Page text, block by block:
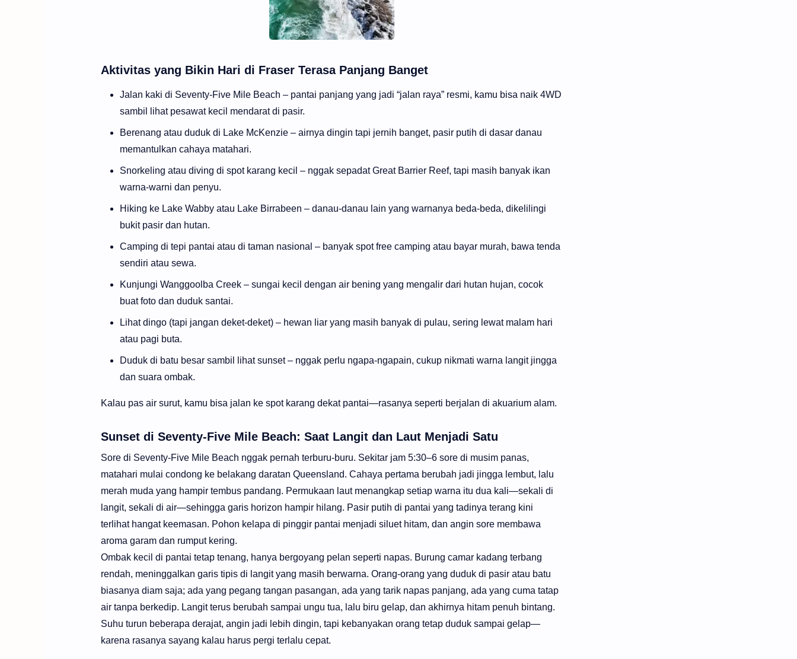
Aktivitas yang Bikin Hari di Fraser Terasa Panjang Banget
Jalan kaki di Seventy-Five Mile Beach – pantai panjang yang jadi “jalan raya” resmi, kamu bisa naik 4WD
sambil lihat pesawat kecil mendarat di pasir.
Berenang atau duduk di Lake McKenzie – airnya dingin tapi jernih banget, pasir putih di dasar danau
memantulkan cahaya matahari.
Snorkeling atau diving di spot karang kecil – nggak sepadat Great Barrier Reef, tapi masih banyak ikan
warna-warni dan penyu.
Hiking ke Lake Wabby atau Lake Birrabeen – danau-danau lain yang warnanya beda-beda, dikelilingi
bukit pasir dan hutan.
Camping di tepi pantai atau di taman nasional – banyak spot free camping atau bayar murah, bawa tenda
sendiri atau sewa.
Kunjungi Wanggoolba Creek – sungai kecil dengan air bening yang mengalir dari hutan hujan, cocok
buat foto dan duduk santai.
Lihat dingo (tapi jangan deket-deket) – hewan liar yang masih banyak di pulau, sering lewat malam hari
atau pagi buta.
Duduk di batu besar sambil lihat sunset – nggak perlu ngapa-ngapain, cukup nikmati warna langit jingga
dan suara ombak.
Kalau pas air surut, kamu bisa jalan ke spot karang dekat pantai—rasanya seperti berjalan di akuarium alam.
Sunset di Seventy-Five Mile Beach: Saat Langit dan Laut Menjadi Satu
Sore di Seventy-Five Mile Beach nggak pernah terburu-buru. Sekitar jam 5:30–6 sore di musim panas,
matahari mulai condong ke belakang daratan Queensland. Cahaya pertama berubah jadi jingga lembut, lalu
merah muda yang hampir tembus pandang. Permukaan laut menangkap setiap warna itu dua kali—sekali di
langit, sekali di air—sehingga garis horizon hampir hilang. Pasir putih di pantai yang tadinya terang kini
terlihat hangat keemasan. Pohon kelapa di pinggir pantai menjadi siluet hitam, dan angin sore membawa
aroma garam dan rumput kering.
Ombak kecil di pantai tetap tenang, hanya bergoyang pelan seperti napas. Burung camar kadang terbang
rendah, meninggalkan garis tipis di langit yang masih berwarna. Orang-orang yang duduk di pasir atau batu
biasanya diam saja; ada yang pegang tangan pasangan, ada yang tarik napas panjang, ada yang cuma tatap
air tanpa berkedip. Langit terus berubah sampai ungu tua, lalu biru gelap, dan akhirnya hitam penuh bintang.
Suhu turun beberapa derajat, angin jadi lebih dingin, tapi kebanyakan orang tetap duduk sampai gelap—
karena rasanya sayang kalau harus pergi terlalu cepat.